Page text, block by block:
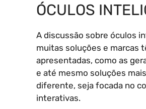
ÓCULOS
A discussão sobre óculos
muitas soluções e marcas
apresentadas, como as
e até mesmo soluções
diferente, seja focada no
interativas.